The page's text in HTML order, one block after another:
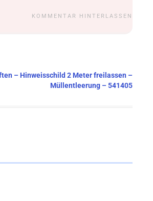
KOMMENTAR HINTERLASSEN
– Hinweisschild 2 Meter freilassen –
Müllentleerung – 541405